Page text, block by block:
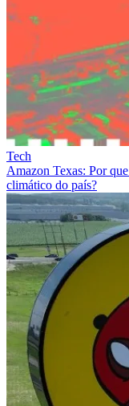
Tech
Amazon Texas: Por
climático do país?